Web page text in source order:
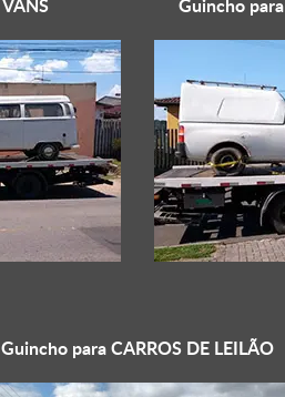
Guincho paraCARROS DE LEILÃO